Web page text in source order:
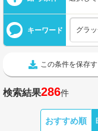
キーワード
この条件を保存
検索結果286件
おすすめ順